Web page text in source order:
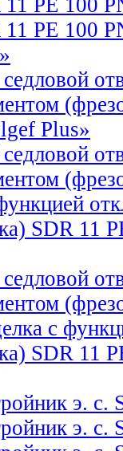
PE 100
Plus»
SDR 11
с
SDR 11
э. с.
э. с.